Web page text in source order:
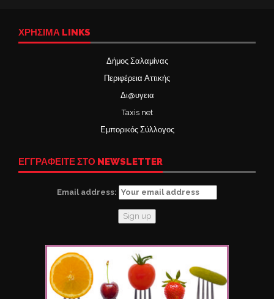
ΧΡΉΣΙΜΑ LINKS
Δήμος Σαλαμίνας
Περιφέρεια Αττικής
Δι@υγεια
Taxis net
Εμπορικός Σύλλογος
ΕΓΓΡΑΦΕΙΤΕ ΣΤΟ NEWSLETTER
Email address: